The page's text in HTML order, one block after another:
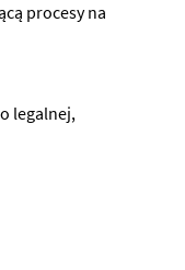
procesy na
legalnej,